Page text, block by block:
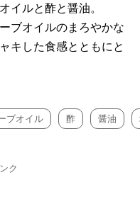
イルと酢と醤油。
ブオイルのまろやかな
キした食感とともにと
ブオイル 酢 醤油
ク